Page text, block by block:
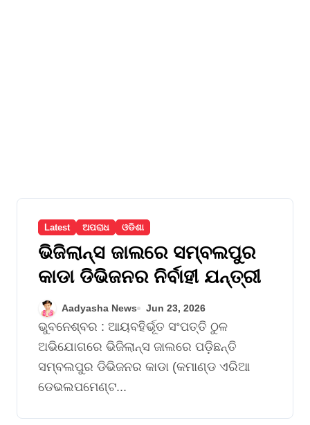
Latest ଅପରାଧ ଓଡିଶା
ଭିଜିଲାନ୍ସ ଜାଲରେ ସମ୍ବଲପୁର
କାଡା ଡିଭିଜନର ନିର୍ବାହୀ ଯନ୍ତ୍ରୀ
Aadyasha News Jun 23, 2026
ଭୁବନେଶ୍ବର : ଆୟବହିର୍ଭୂତ ସଂପତ୍ତି ଠୁଳ
ଅଭିଯୋଗରେ ଭିଜିଲାନ୍ସ ଜାଲରେ ପଡ଼ିଛନ୍ତି
ସମ୍ବଲପୁର ଡିଭିଜନର କାଡା (କମାଣ୍ଡ ଏରିଆ
ଡେଭଲପମେଣ୍ଟ...